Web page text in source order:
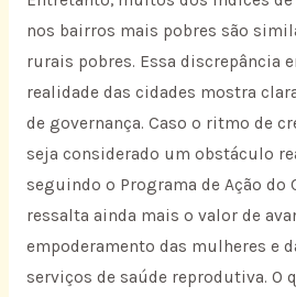
nos bairros mais pobres são
rurais pobres. Essa discrepância
realidade das cidades mostra
de governança. Caso o ritmo de
seja considerado um obstáculo
seguindo o Programa de Ação do
ressalta ainda mais o valor de
empoderamento das mulheres e
serviços de saúde reprodutiva. O